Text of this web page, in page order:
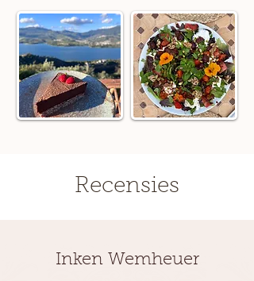
Recensies
Inken Wemheuer